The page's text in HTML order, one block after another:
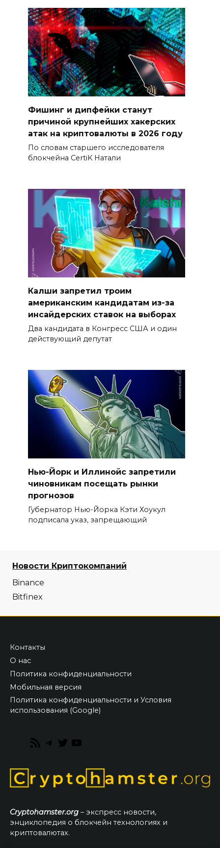
Фишинг и дипфейки станут
причиной крупнейших хакерских
атак на криптовалюты в 2026 году
По словам старшего исследователя
блокчейна CertiK Натали
Калши запретил троим
американским кандидатам из-за
инсайдерских ставок на выборах
Два кандидата в Конгресс США и один
действующий депутат
Нью-Йорк и Иллинойс запретили
чиновникам посещать рынки
прогнозов
Губернатор Нью-Йорка Кэти Хоукул
подписала указ, запрещающий
Новости Криптокомпаний
Binance
Bitfinex
Контакты
О нас
Политика конфиденциальности
Мобильная версия
Политика конфиденциальности и Условия
использования (Google)
RSS
Telegram
Twitter
Cryptohamster.org – экспресс новости,
энциклопедия о блокчейн технологиях и
криптовалютах.